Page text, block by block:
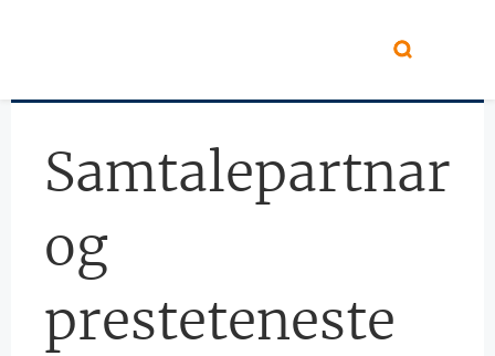
Samtalepartnar
og
presteteneste